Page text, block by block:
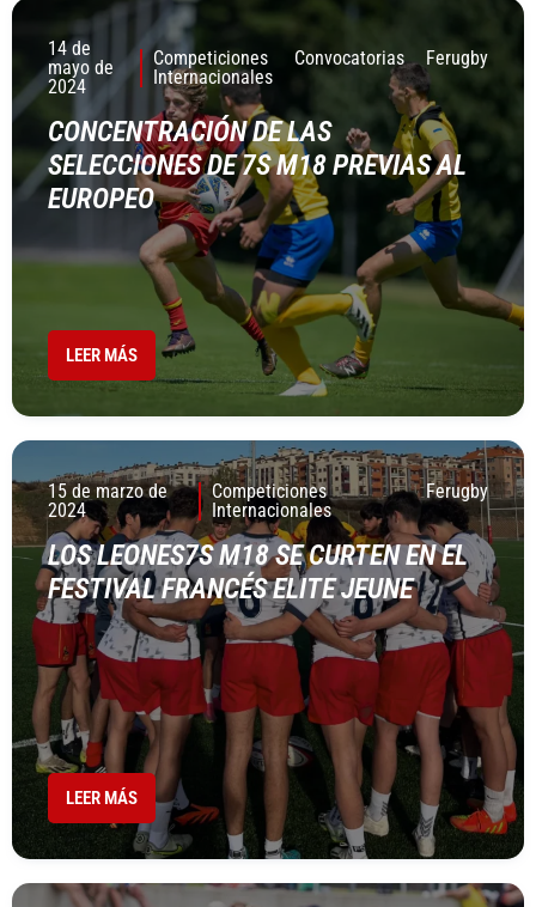
14 de
mayo de
2024
Competiciones
Internacionales
Convocatorias Ferugby
CONCENTRACIÓN DE LAS
SELECCIONES DE 7S M18 PREVIAS AL
EUROPEO
LEER MÁS
15 de marzo de
2024
Competiciones
Internacionales
Ferugby
LOS LEONES7S M18 SE CURTEN EN EL
FESTIVAL FRANCÉS ELITE JEUNE
LEER MÁS